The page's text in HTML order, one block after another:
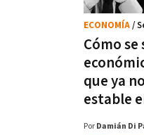
Cómo
que ya
estable
ECONOMÍA/
Por Damián Di